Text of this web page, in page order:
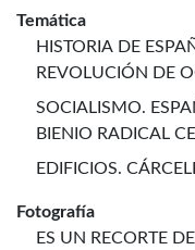
Temática
HISTORIA DE
REVOLUCIÓN DE
SOCIALISMO.
BIENIO RADICAL
EDIFICIOS.
Fotografía
ES UN RECORTE